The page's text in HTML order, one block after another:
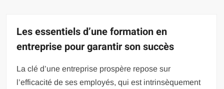
Les essentiels d’une formation en
entreprise pour garantir son succès
La clé d’une entreprise prospère repose sur
l’efficacité de ses employés, qui est intrinsèquement